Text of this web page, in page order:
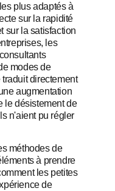
plus adaptés à
sur la rapidité
sur la satisfaction
les
modes de
directement
augmentation
le désistement de
n'aient pu régler
méthodes de
à prendre
les petites
de